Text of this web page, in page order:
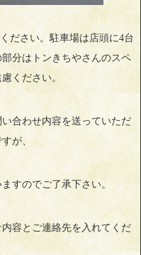
ださい。駐車場は店頭に4台
分はトンきちやさんのスペ
ください。
合わせ内容を送っていただ
が、
すのでご了承下さい。
容とご連絡先を入れてくだ